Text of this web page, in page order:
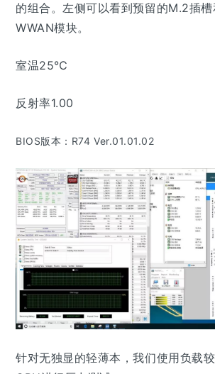
的组合。左侧可以看到预留的M.2插
WWAN模块。
室温25℃
反射率1.00
BIOS版本： R74 Ver.01.01.02
针对无独显的轻薄本，我们使用负载